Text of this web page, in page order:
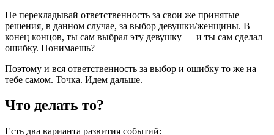
Не перекладывай ответственность за свои же принятые
решения, в данном случае, за выбор девушки/женщины. В
конец концов, ты сам выбрал эту девушку — и ты сам сделал
ошибку. Понимаешь?
Поэтому и вся ответственность за выбор и ошибку то же на
тебе самом. Точка. Идем дальше.
Что делать то?
Есть два варианта развития событий: